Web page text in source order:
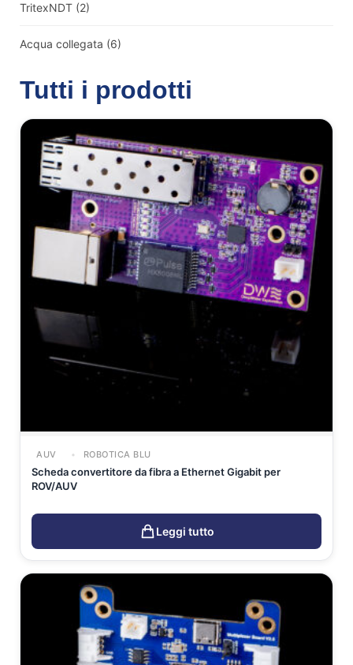
TritexNDT (2)
Acqua collegata (6)
Tutti i prodotti
AUV ROBOTICA BLU
Scheda convertitore da fibra a Ethernet Gigabit per
ROV/AUV
Leggi tutto